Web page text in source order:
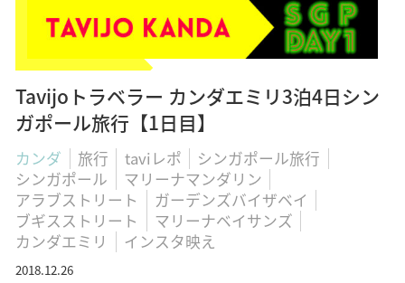
Tavijoトラベラー カンダエミリ3泊4日シン
ガポール旅行【1日目】
カンダ 旅行 taviレポ
シンガポール旅行
シンガポール
マリーナマンダリン
アラブストリート
ガーデンズバイザベイ
ブギスストリート
マリーナベイサンズ
カンダエミリ
インスタ映え
2018.12.26